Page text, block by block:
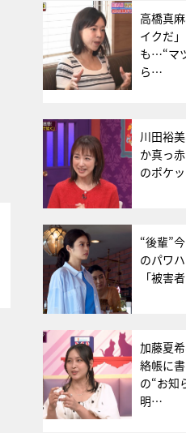
高橋真
イクだ
も…“マ
ら…
川田裕
か真っ
のポケ
“後輩”
のパワ
「被害
加藤夏
絡帳に
の“お
明…